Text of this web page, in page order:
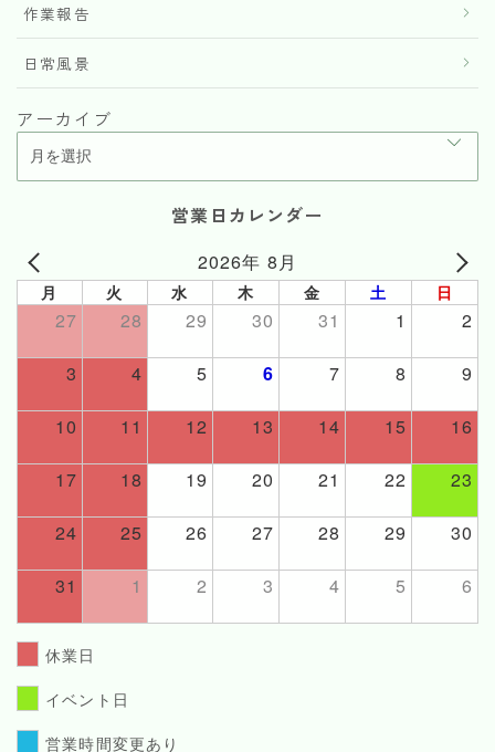
作業報告
日常風景
アーカイブ
営業日カレンダー
2026年 8月
月 火 水 木 金 土 日
27 28 29 30 31 1 2
3 4 5 6 7 8 9
10 11 12 13 14 15 16
17 18 19 20 21 22 23
24 25 26 27 28 29 30
31 1 2 3 4 5 6
休業日
イベント日
営業時間変更あり